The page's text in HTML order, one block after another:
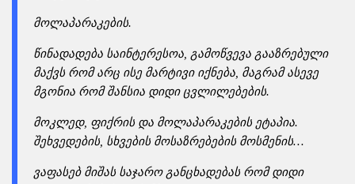
მოლაპარაკების.
წინადადება საინტერესოა, გამოწვევა გააზრებული
მაქვს რომ არც ისე მარტივი იქნება, მაგრამ ასევე
მგონია რომ შანსია დიდი ცვლილებების.
მოკლედ, ფიქრის და მოლაპარაკების ეტაპია.
შეხვედების, სხვების მოსაზრებების მოსმენის…
ვაფასებ მიშას საჯარო განცხადებას რომ დიდი